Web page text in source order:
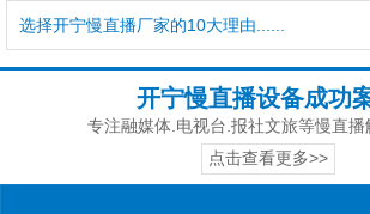
选择开宁慢直播厂家的10大理由......
开宁慢直播设备成功
专注融媒体.电视台.报社文旅等慢直播
点击查看更多>>